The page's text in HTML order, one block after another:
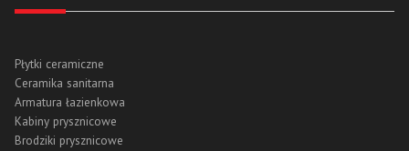
Płytki ceramiczne
Ceramika sanitarna
Armatura łazienkowa
Kabiny prysznicowe
Brodziki prysznicowe